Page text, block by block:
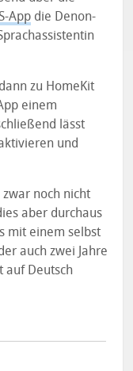
App die Denon-
zu HomeKit
einem
lässt
und
noch nicht
aber durchaus
mit einem selbst
auch zwei Jahre
auf Deutsch